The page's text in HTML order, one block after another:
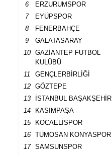
6
ERZURUMSPOR
7
EYÜPSPOR
8
FENERBAHÇE
9
GALATASARAY
10
GAZİANTEP FUTBOL
KULÜBÜ
11 GENÇLERBİRLİĞİ
12
GÖZTEPE
13
İSTANBUL BAŞAKŞEHİR
14
KASIMPAŞA
15
KOCAELİSPOR
16
TÜMOSAN KONYASPOR
17
SAMSUNSPOR